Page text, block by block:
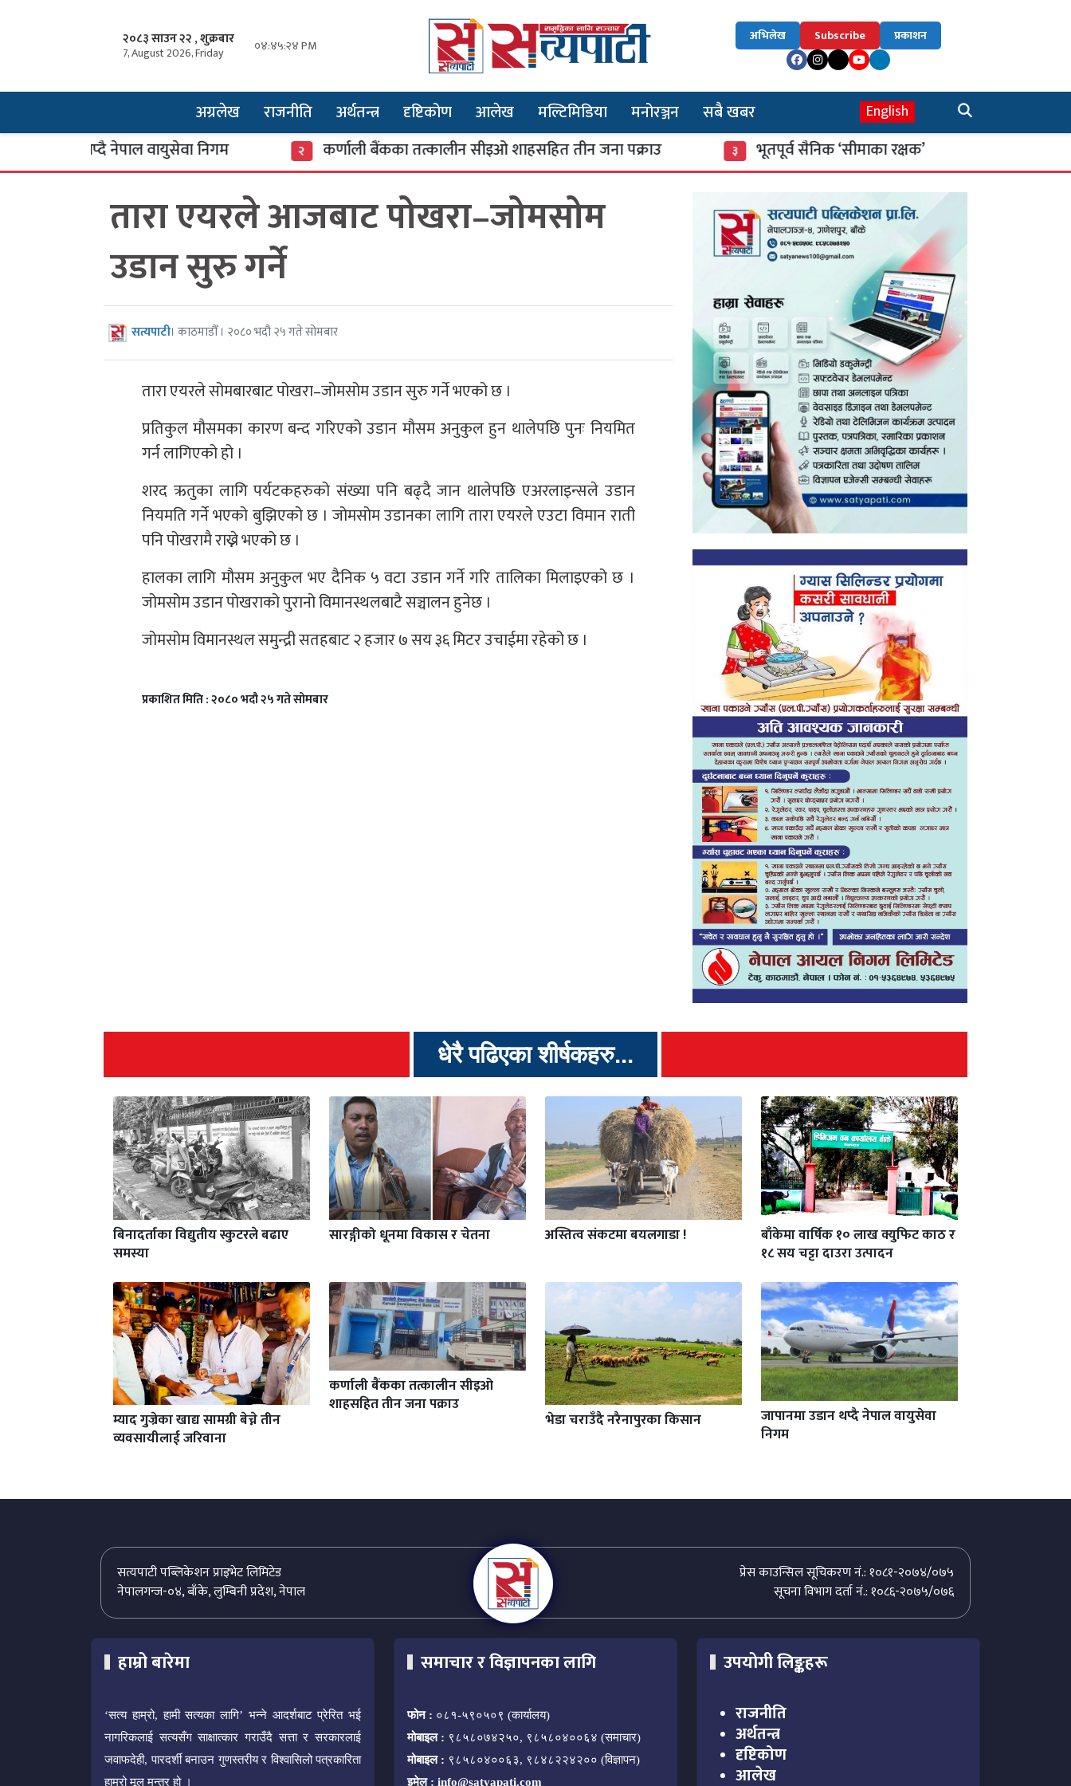
२०८३ साउन २२ , शुक्रबार
7, August 2026, Friday ०४:४५:२५ PM
अभिलेख Subscribe प्रकाशन
अग्रलेख राजनीति अर्थतन्त्र दृष्टिकोण आलेख मल्टिमिडिया मनोरञ्जन सबै खबर English
थप्दै नेपाल वायुसेवा निगम कर्णाली बैंकका तत्कालीन सीइओ शाहसहित तीन जना पक्राउ भूतपूर्व सैनिक ‘सीमाका रक्षक’
तारा एयरले आजबाट पोखरा–जोमसोम
उडान सुरु गर्ने
सत्यपाटी। काठमाडौँ । २०८० भदौ २५ गते सोमबार
तारा एयरले सोमबारबाट पोखरा–जोमसोम उडान सुरु गर्ने भएको छ ।
प्रतिकुल मौसमका कारण बन्द गरिएको उडान मौसम अनुकुल हुन थालेपछि पुनः नियमित
गर्न लागिएको हो ।
शरद ऋतुका लागि पर्यटकहरुको संख्या पनि बढ्दै जान थालेपछि एअरलाइन्सले उडान
नियमति गर्ने भएको बुझिएको छ । जोमसोम उडानका लागि तारा एयरले एउटा विमान राती
पनि पोखरामै राख्ने भएको छ ।
हालका लागि मौसम अनुकुल भए दैनिक ५ वटा उडान गर्ने गरि तालिका मिलाइएको छ ।
जोमसोम उडान पोखराको पुरानो विमानस्थलबाटै सञ्चालन हुनेछ ।
जोमसोम विमानस्थल समुन्द्री सतहबाट २ हजार ७ सय ३६ मिटर उचाईमा रहेको छ ।
प्रकाशित मिति : २०८० भदौ २५ गते सोमबार
धेरै पढिएका शीर्षकहरु...
बिनादर्ताका विद्युतीय स्कुटरले बढाए
समस्या
सारङ्गीको धूनमा विकास र चेतना अस्तित्व संकटमा बयलगाडा !
बाँकेमा वार्षिक १० लाख क्युफिट काठ र
१८ सय चट्टा दाउरा उत्पादन
म्याद गुज्रेका खाद्य सामग्री बेच्ने तीन
व्यवसायीलाई जरिवाना
कर्णाली बैंकका तत्कालीन सीइओ
शाहसहित तीन जना पक्राउ
भेडा चराउँदै नरैनापुरका किसान
जापानमा उडान थप्दै नेपाल वायुसेवा
निगम
प्रेस काउन्सिल सूचिकरण नं.: १०८१-२०७४/०७५
सत्यपाटी पब्लिकेशन प्राइभेट लिमिटेड
सूचना विभाग दर्ता नं.: १०८६-२०७५/०७६
नेपालगन्ज-०४, बाँके, लुम्बिनी प्रदेश, नेपाल
हाम्रो बारेमा
‘सत्य हाम्रो, हामी सत्यका लागि’ भन्ने आदर्शबाट प्रेरित भई
नागरिकलाई सत्यसँग साक्षात्कार गराउँदै सत्ता र सरकारलाई
जवाफदेही, पारदर्शी बनाउन गुणस्तरीय र विश्वासिलो पत्रकारिता
हाम्रो मूल मन्त्र हो ।
समाचार र विज्ञापनका लागि
फोन : ०८१-५९०५०९ (कार्यालय)
मोबाइल : ९८५८०७४२५०, ९८५८०४००६४ (समाचार)
मोबाइल : ९८५८०४००६३, ९८४८२२४२०० (विज्ञापन)
इमेल : info@satyapati.com
उपयोगी लिङ्कहरू
राजनीति
अर्थतन्त्र
दृष्टिकोण
आलेख